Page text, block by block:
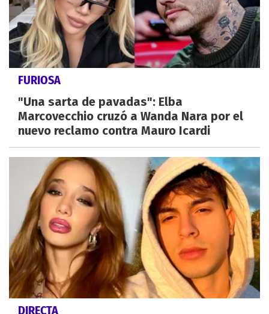
FURIOSA
"Una sarta de pavadas": Elba
Marcovecchio cruzó a Wanda Nara por el
nuevo reclamo contra Mauro Icardi
DIRECTA